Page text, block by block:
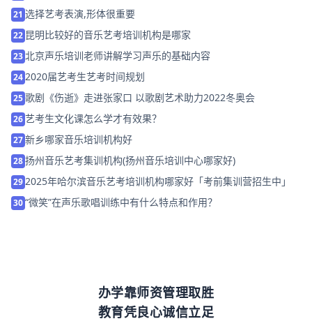
21 选择艺考表演,形体很重要
22 昆明比较好的音乐艺考培训机构是哪家
23北京声乐培训老师讲解学习声乐的基础内容
242020届艺考生艺考时间规划
25歌剧《伤逝》走进张家口 以歌剧艺术助力2022冬奥会
26艺考生文化课怎么学才有效果？
27新乡哪家音乐培训机构好
28扬州音乐艺考集训机构(扬州音乐培训中心哪家好)
292025年哈尔滨音乐艺考培训机构哪家好「考前集训营招生中」
30“微笑”在声乐歌唱训练中有什么特点和作用？
办学靠师资管理取胜
教育凭良心诚信立足